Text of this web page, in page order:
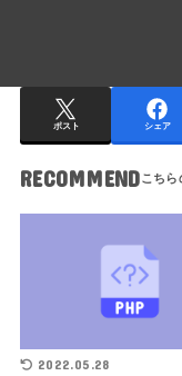
ポスト シェア
RECOMMEND
2022.05.28